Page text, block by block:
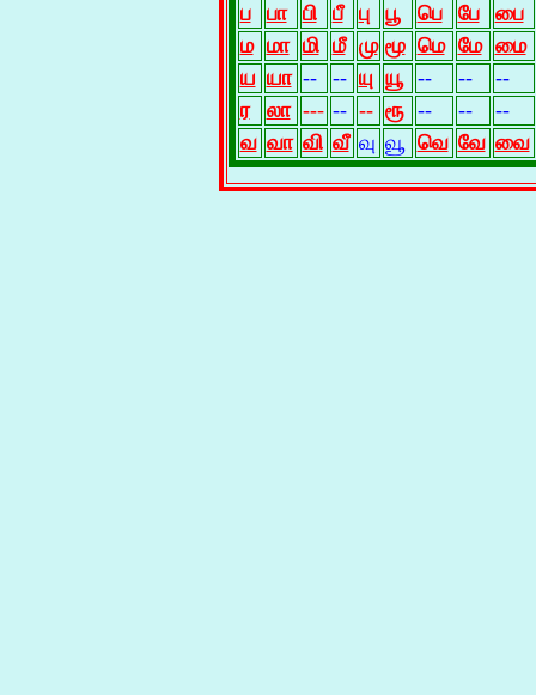
ப
பா பி பீ பு பூ பெ பே
பை
ம மா மி மீ மு மூ மெ மே மை
ய யா -- -- யு யூ -- --
--
ர
லா --- -- -- ரூ -- --
--
வ வா வி வீ வு வூ வெ வே வை